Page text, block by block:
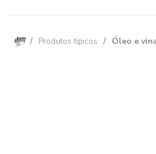
/ Produtos típicos / Óleo e